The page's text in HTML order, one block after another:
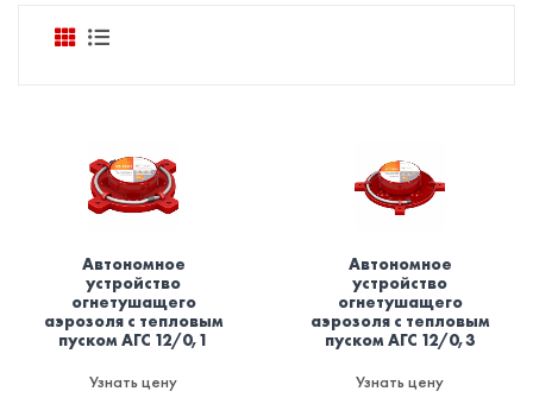
Автономное
устройство
огнетушащего
аэрозоля с тепловым
пуском АГС 12/0,1
Узнать цену
Автономное
устройство
огнетушащего
аэрозоля с тепловым
пуском АГС 12/0,3
Узнать цену